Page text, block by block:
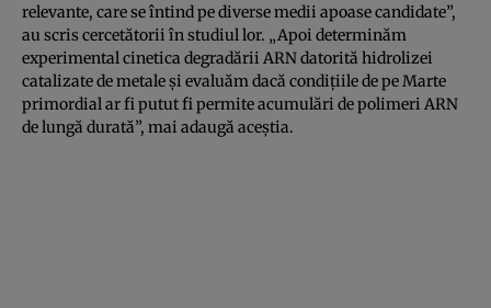
relevante, care se întind pe diverse medii apoase candidate”,
au scris cercetătorii în studiul lor. „Apoi determinăm
experimental cinetica degradării ARN datorită hidrolizei
catalizate de metale şi evaluăm dacă condiţiile de pe Marte
primordial ar fi putut fi permite acumulări de polimeri ARN
de lungă durată”, mai adaugă aceştia.